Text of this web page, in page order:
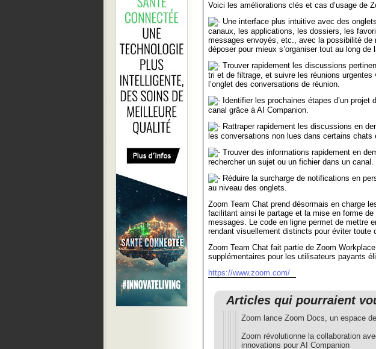
Voici les améliorations clés et cas d’usage de
Une interface plus intuitive avec des
canaux, les applications, les dossiers, les
messages envoyés, etc., avec la possibilité de
déposer pour mieux s’organiser tout au long de
Trouver rapidement les discussions
tri et de filtrage, et suivre les réunions urgentes
l’onglet des conversations de réunion.
Identifier les prochaines étapes d’un projet
canal grâce à AI Companion.
Rattraper rapidement les discussions en
les conversations non lues dans certains chats
Trouver des informations rapidement en
rechercher un sujet ou un fichier dans un canal.
Réduire la surcharge de notifications en
au niveau des onglets.
Zoom Team Chat prend désormais en charge
facilitant ainsi le partage et la mise en forme
messages. Le code en ligne permet de mettre
rendant visuellement distincts pour éviter toute
Zoom Team Chat fait partie de Zoom
supplémentaires pour les utilisateurs payants
https://www.zoom.com/
Articles qui pourraient
Zoom lance Zoom Docs, un espace
Zoom révolutionne la collaboration
innovations pour AI Companion